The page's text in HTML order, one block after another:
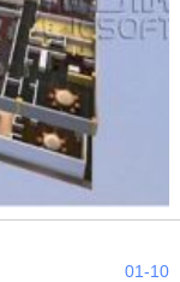
01-10